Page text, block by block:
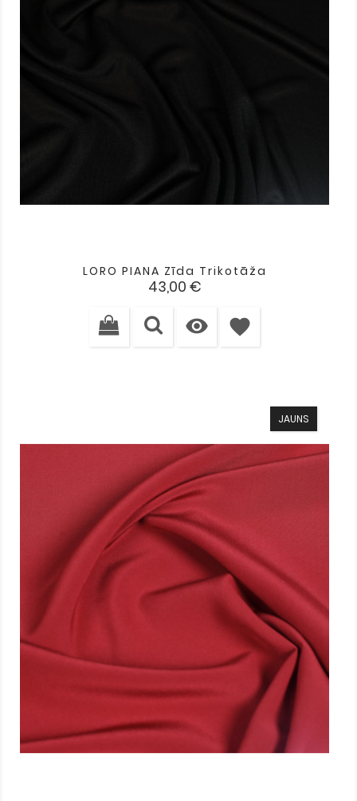
LORO PIANA Zīda Trikotāža
Cena
43,00 €
 favorite
JAUNS